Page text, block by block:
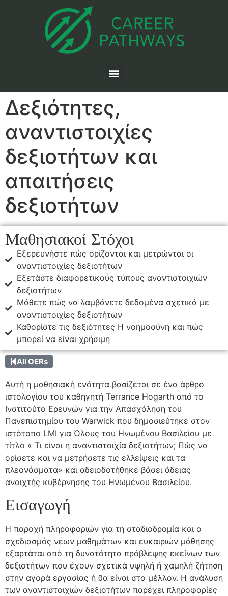
Δεξιότητες,
αναντιστοιχίες
δεξιοτήτων και
απαιτήσεις
δεξιοτήτων
Μαθησιακοί Στόχοι
Εξερευνήστε πώς ορίζονται και μετρώνται οι
αναντιστοιχίες δεξιοτήτων
Εξετάστε διαφορετικούς τύπους αναντιστοιχιών
δεξιοτήτων
Μάθετε πώς να λαμβάνετε δεδομένα σχετικά με
αναντιστοιχίες δεξιοτήτων
Καθορίστε τις δεξιότητες Η νοημοσύνη και πώς
μπορεί να είναι χρήσιμη
All OERs
Αυτή η μαθησιακή ενότητα βασίζεται σε ένα άρθρο
ιστολογίου του καθηγητή Terrance Hogarth από το
Ινστιτούτο Ερευνών για την Απασχόληση του
Πανεπιστημίου του Warwick που δημοσιεύτηκε στον
ιστότοπο LMI για Όλους του Ηνωμένου Βασιλείου με
τίτλο « Τι είναι η αναντιστοιχία δεξιοτήτων; Πώς να
ορίσετε και να μετρήσετε τις ελλείψεις και τα
πλεονάσματα» και αδειοδοτήθηκε βάσει άδειας
ανοιχτής κυβέρνησης του Ηνωμένου Βασιλείου.
Εισαγωγή
Η παροχή πληροφοριών για τη σταδιοδρομία και ο
σχεδιασμός νέων μαθημάτων και ευκαιριών μάθησης
εξαρτάται από τη δυνατότητα πρόβλεψης εκείνων των
δεξιοτήτων που έχουν σχετικά υψηλή ή χαμηλή ζήτηση
στην αγορά εργασίας ή θα είναι στο μέλλον. Η ανάλυση
των αναντιστοιχιών δεξιοτήτων παρέχει πληροφορίες